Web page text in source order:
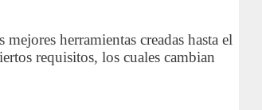
herramientas creadas hasta el
requisitos, los cuales cambian